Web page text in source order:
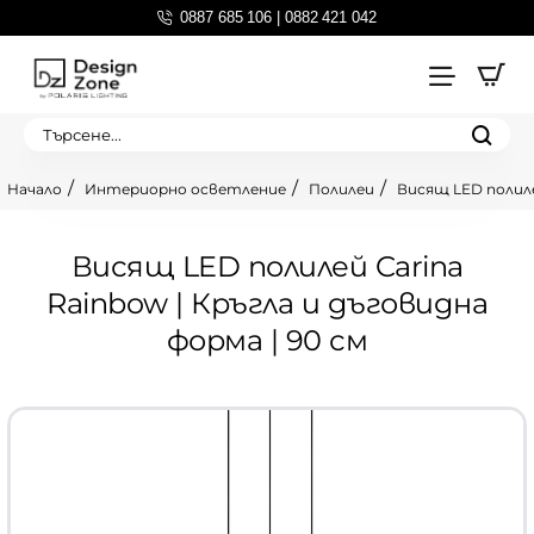
0887 685 106 | 0882 421 042
Търсене...
Висящ LED полилей Carina
Rainbow | Кръгла и дъговидна
форма | 90 см
Интериорно осветление Полилеи Висящ LED